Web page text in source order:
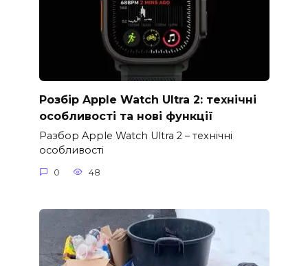
Розбір Apple Watch Ultra 2: технічні
особливості та нові функції
Разбор Apple Watch Ultra 2 – технічні
особливості
0 48